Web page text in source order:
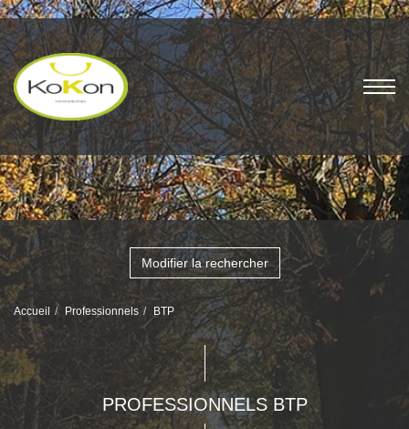
Modifier la rechercher
Accueil Professionnels BTP
PROFESSIONNELS BTP